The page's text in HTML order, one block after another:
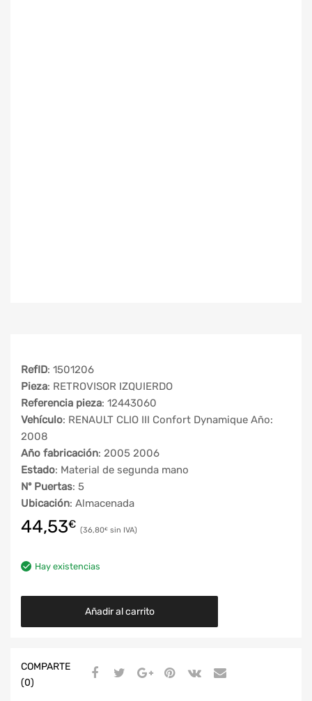
RefID: 1501206
Pieza: RETROVISOR IZQUIERDO
Referencia pieza: 12443060
Vehículo: RENAULT CLIO III Confort Dynamique Año:
2008
Año fabricación: 2005 2006
Estado: Material de segunda mano
Nº Puertas: 5
Ubicación: Almacenada
44,53€ 36,80€
Hay existencias
Añadir al carrito
COMPARTE
(0)